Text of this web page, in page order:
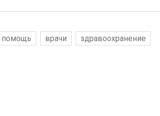
помощь врачи здравоохранение